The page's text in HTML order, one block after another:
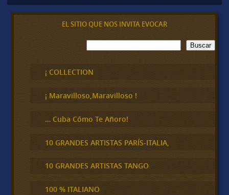
EL SITIO QUE NOS INVITA EVOCAR
B
u
c
a
Buscar
¡ COLLECTION
¡ Maravilloso,Maravilloso !
… Cuba Cómo Te Añoro!
10 GRANDES ARTISTAS PARÍS-ITALIA,
10 GRANDES ARTISTAS TANGO
100 % ITALIANO